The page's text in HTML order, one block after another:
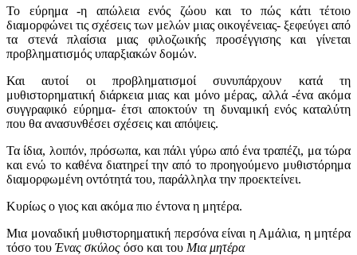
Το εύρημα -η απώλεια ενός ζώου και το πώς κάτι τέτοιο
διαμορφώνει τις σχέσεις των μελών μιας οικογένειας- ξεφεύγει από
τα στενά πλαίσια μιας φιλοζωικής προσέγγισης και γίνεται
προβληματισμός υπαρξιακών δομών.
Και αυτοί οι προβληματισμοί συνυπάρχουν κατά τη
μυθιστορηματική διάρκεια μιας και μόνο μέρας, αλλά -ένα ακόμα
συγγραφικό εύρημα- έτσι αποκτούν τη δυναμική ενός καταλύτη
που θα ανασυνθέσει σχέσεις και απόψεις.
Τα ίδια, λοιπόν, πρόσωπα, και πάλι γύρω από ένα τραπέζι, μα τώρα
και ενώ το καθένα διατηρεί την από το προηγούμενο μυθιστόρημα
διαμορφωμένη οντότητά του, παράλληλα την προεκτείνει.
Κυρίως ο γιος και ακόμα πιο έντονα η μητέρα.
Μια μοναδική μυθιστορηματική περσόνα είναι η Αμάλια, η μητέρα
τόσο του Ένας σκύλος όσο και του Μια μητέρα